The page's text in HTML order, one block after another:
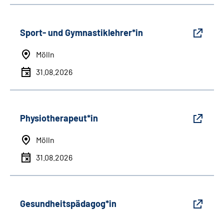
Sport- und Gymnastiklehrer*in
Mölln
31.08.2026
Physiotherapeut*in
Mölln
31.08.2026
Gesundheitspädagog*in